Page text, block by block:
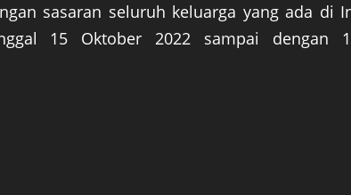
sasaran seluruh keluarga yang ada di
15 Oktober 2022 sampai dengan